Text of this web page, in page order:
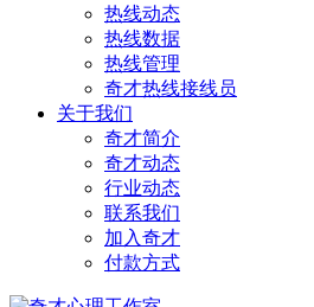
热线动态
热线数据
热线管理
奇才热线接线员
关于我们
奇才简介
奇才动态
行业动态
联系我们
加入奇才
付款方式